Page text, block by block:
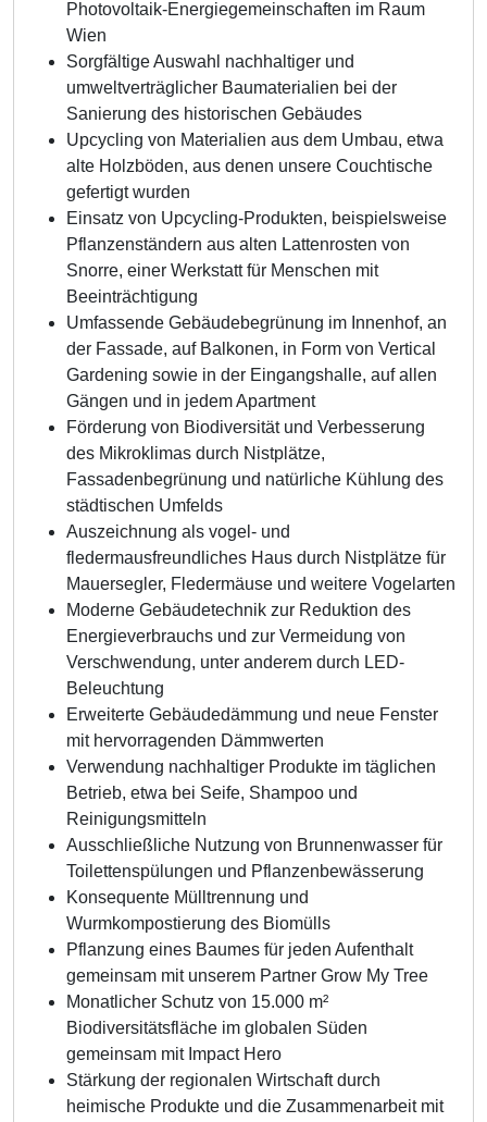
Photovoltaik-Energiegemeinschaften im Raum
Wien
Sorgfältige Auswahl nachhaltiger und
umweltverträglicher Baumaterialien bei der
Sanierung des historischen Gebäudes
Upcycling von Materialien aus dem Umbau, etwa
alte Holzböden, aus denen unsere Couchtische
gefertigt wurden
Einsatz von Upcycling-Produkten, beispielsweise
Pflanzenständern aus alten Lattenrosten von
Snorre, einer Werkstatt für Menschen mit
Beeinträchtigung
Umfassende Gebäudebegrünung im Innenhof, an
der Fassade, auf Balkonen, in Form von Vertical
Gardening sowie in der Eingangshalle, auf allen
Gängen und in jedem Apartment
Förderung von Biodiversität und Verbesserung
des Mikroklimas durch Nistplätze,
Fassadenbegrünung und natürliche Kühlung des
städtischen Umfelds
Auszeichnung als vogel- und
fledermausfreundliches Haus durch Nistplätze für
Mauersegler, Fledermäuse und weitere Vogelarten
Moderne Gebäudetechnik zur Reduktion des
Energieverbrauchs und zur Vermeidung von
Verschwendung, unter anderem durch LED-
Beleuchtung
Erweiterte Gebäudedämmung und neue Fenster
mit hervorragenden Dämmwerten
Verwendung nachhaltiger Produkte im täglichen
Betrieb, etwa bei Seife, Shampoo und
Reinigungsmitteln
Ausschließliche Nutzung von Brunnenwasser für
Toilettenspülungen und Pflanzenbewässerung
Konsequente Mülltrennung und
Wurmkompostierung des Biomülls
Pflanzung eines Baumes für jeden Aufenthalt
gemeinsam mit unserem Partner Grow My Tree
Monatlicher Schutz von 15.000 m²
Biodiversitätsfläche im globalen Süden
gemeinsam mit Impact Hero
Stärkung der regionalen Wirtschaft durch
heimische Produkte und die Zusammenarbeit mit